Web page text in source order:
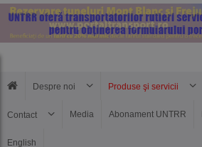
Despre noi Produse şi servicii
Contact Media Abonament UNTRR
English